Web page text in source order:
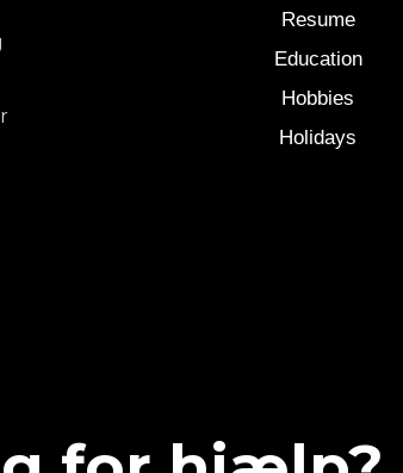
Resume
Education
Hobbies
Holidays